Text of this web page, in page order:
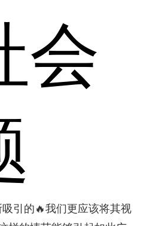
会
吸引的🔥我们更应该将其视